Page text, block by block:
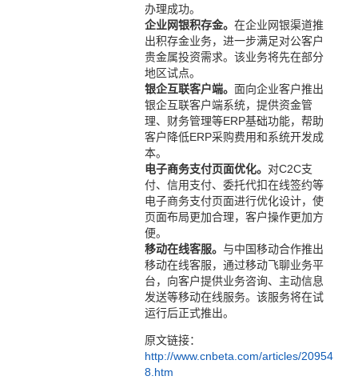
办理成功。
企业网银积存金。 在企业网银渠道推
出积存金业务，进一步满足对公客户
贵金属投资需求。该业务将先在部分
地区试点。
银企互联客户端。 面向企业客户推出
银企互联客户端系统，提供资金管
理、财务管理等ERP基础功能，帮助
客户降低ERP采购费用和系统开发成
本。
电子商务支付页面优化。 对C2C支
付、信用支付、委托代扣在线签约等
电子商务支付页面进行优化设计，使
页面布局更加合理，客户操作更加方
便。
移动在线客服。 与中国移动合作推出
移动在线客服，通过移动飞聊业务平
台，向客户提供业务咨询、主动信息
发送等移动在线服务。该服务将在试
运行后正式推出。
原文链接：
http://www.cnbeta.com/articles/20954
8.htm